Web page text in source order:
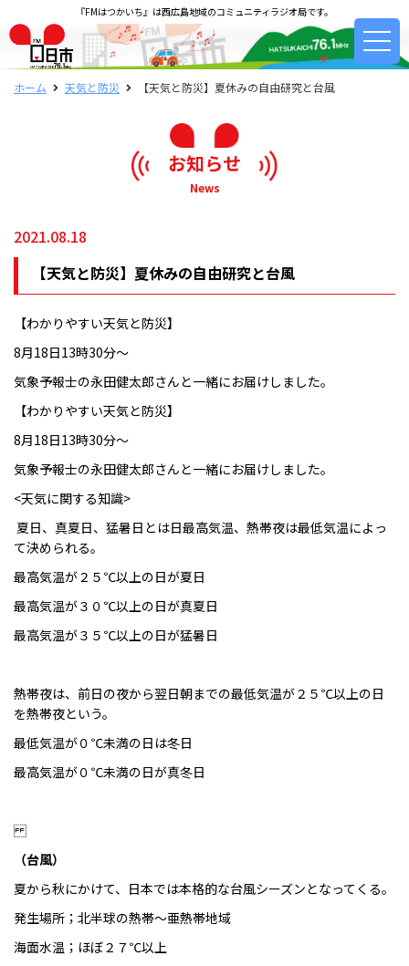
『FMはつかいち』は西広島地域のコミュニティラジオ局です。
ホーム 天気と防災 【天気と防災】夏休みの自由研究と台風
お知らせ
News
2021.08.18
【天気と防災】夏休みの自由研究と台風
【わかりやすい天気と防災】
8月18日13時30分〜
気象予報士の永田健太郎さんと一緒にお届けしました。
【わかりやすい天気と防災】
8月18日13時30分〜
気象予報士の永田健太郎さんと一緒にお届けしました。
<天気に関する知識>
夏日、真夏日、猛暑日とは日最高気温、熱帯夜は最低気温によっ
て決められる。
最高気温が２５℃以上の日が夏日
最高気温が３０℃以上の日が真夏日
最高気温が３５℃以上の日が猛暑日
熱帯夜は、 前日の夜から翌日朝までの最低気温が２５℃以上の日
を熱帯夜という。
最低気温が０℃未満の日は冬日
最高気温が０℃未満の日が真冬日
（台風）
夏から秋にかけて、日本では本格的な台風シーズンとなってくる。
発生場所；北半球の熱帯～亜熱帯地域
海面水温；ほぼ２７℃以上